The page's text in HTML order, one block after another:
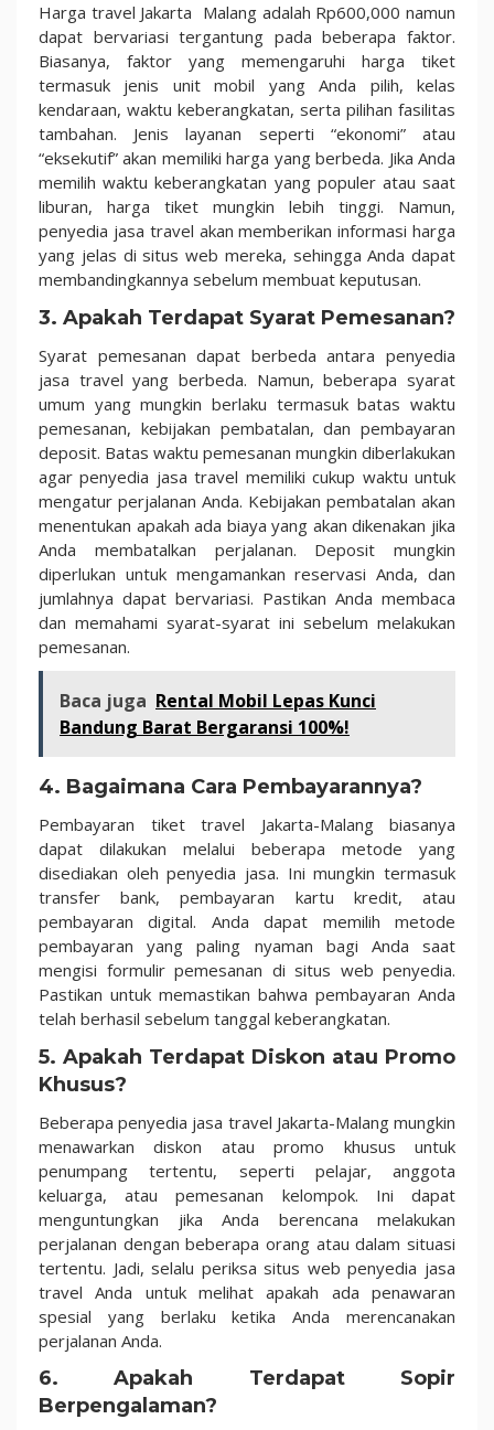
Harga travel Jakarta Malang adalah Rp600,000 namun
dapat bervariasi tergantung pada beberapa faktor.
Biasanya, faktor yang memengaruhi harga tiket
termasuk jenis unit mobil yang Anda pilih, kelas
kendaraan, waktu keberangkatan, serta pilihan fasilitas
tambahan. Jenis layanan seperti “ekonomi” atau
“eksekutif” akan memiliki harga yang berbeda. Jika Anda
memilih waktu keberangkatan yang populer atau saat
liburan, harga tiket mungkin lebih tinggi. Namun,
penyedia jasa travel akan memberikan informasi harga
yang jelas di situs web mereka, sehingga Anda dapat
membandingkannya sebelum membuat keputusan.
3. Apakah Terdapat Syarat Pemesanan?
Syarat pemesanan dapat berbeda antara penyedia
jasa travel yang berbeda. Namun, beberapa syarat
umum yang mungkin berlaku termasuk batas waktu
pemesanan, kebijakan pembatalan, dan pembayaran
deposit. Batas waktu pemesanan mungkin diberlakukan
agar penyedia jasa travel memiliki cukup waktu untuk
mengatur perjalanan Anda. Kebijakan pembatalan akan
menentukan apakah ada biaya yang akan dikenakan jika
Anda membatalkan perjalanan. Deposit mungkin
diperlukan untuk mengamankan reservasi Anda, dan
jumlahnya dapat bervariasi. Pastikan Anda membaca
dan memahami syarat-syarat ini sebelum melakukan
pemesanan.
Baca juga Rental Mobil Lepas Kunci
Bandung Barat Bergaransi 100%!
4. Bagaimana Cara Pembayarannya?
Pembayaran tiket travel Jakarta-Malang biasanya
dapat dilakukan melalui beberapa metode yang
disediakan oleh penyedia jasa. Ini mungkin termasuk
transfer bank, pembayaran kartu kredit, atau
pembayaran digital. Anda dapat memilih metode
pembayaran yang paling nyaman bagi Anda saat
mengisi formulir pemesanan di situs web penyedia.
Pastikan untuk memastikan bahwa pembayaran Anda
telah berhasil sebelum tanggal keberangkatan.
5. Apakah Terdapat Diskon atau Promo
Khusus?
Beberapa penyedia jasa travel Jakarta-Malang mungkin
menawarkan diskon atau promo khusus untuk
penumpang tertentu, seperti pelajar, anggota
keluarga, atau pemesanan kelompok. Ini dapat
menguntungkan jika Anda berencana melakukan
perjalanan dengan beberapa orang atau dalam situasi
tertentu. Jadi, selalu periksa situs web penyedia jasa
travel Anda untuk melihat apakah ada penawaran
spesial yang berlaku ketika Anda merencanakan
perjalanan Anda.
6. Apakah Terdapat Sopir
Berpengalaman?